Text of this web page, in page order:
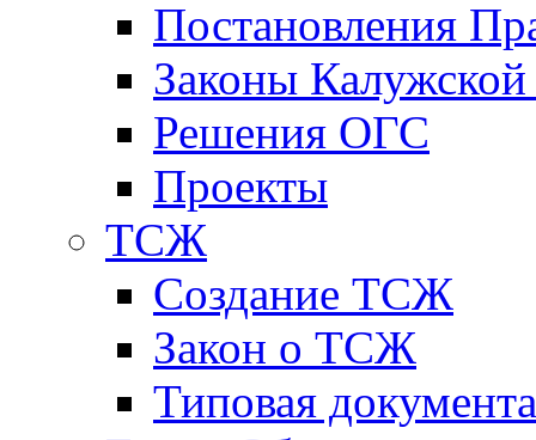
Постановления
Законы Калужской
Решения ОГС
Проекты
ТСЖ
Создание ТСЖ
Закон о ТСЖ
Типовая